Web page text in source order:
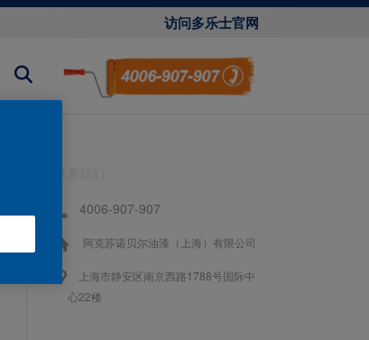
访问多乐士官网
4006-907-907
阿克苏诺贝尔油漆（上海）有限公司
上海市静安区南京西路1788号国际中
心22楼